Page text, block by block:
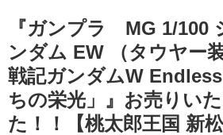
『ガンプラ MG 1/100
ンダム EW （タウヤー
戦記ガンダムW
ちの栄光」』お売りい
た！！【桃太郎王国 新